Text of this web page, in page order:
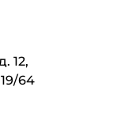
12,
64